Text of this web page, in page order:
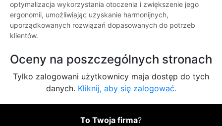
optymalizacja wykorzystania otoczenia i zwiększenie jego
ergonomii, umożliwiając uzyskanie harmonijnych,
uporządkowanych rozwiązań dopasowanych do potrzeb
klientów.
Oceny na poszczególnych stronach
Tylko zalogowani użytkownicy maja dostęp do tych
danych. Kliknij, aby się zalogować.
To Twoja firma?